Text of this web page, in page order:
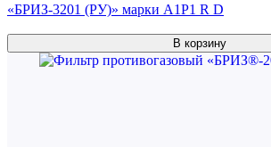
«БРИЗ-3201 (РУ)» марки A1P1 R D
В корзину